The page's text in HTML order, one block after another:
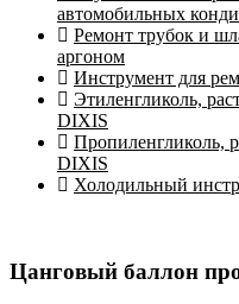
автомобильных
Ремонт трубок и
аргоном
Инструмент для
Этиленгликоль,
DIXIS
Пропиленгликоль,
DIXIS
Холодильный
Цанговый баллон